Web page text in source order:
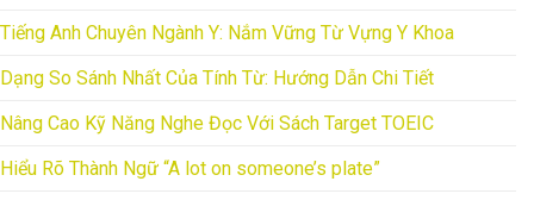
Tiếng Anh Chuyên Ngành Y: Nắm Vững Từ Vựng Y Khoa
Dạng So Sánh Nhất Của Tính Từ: Hướng Dẫn Chi Tiết
Nâng Cao Kỹ Năng Nghe Đọc Với Sách Target TOEIC
Hiểu Rõ Thành Ngữ “A lot on someone’s plate”